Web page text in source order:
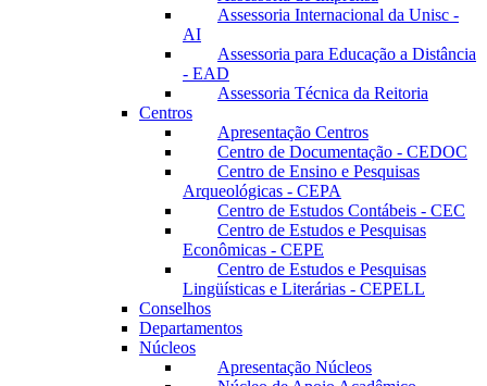
Assessoria Internacional da Unisc -
AI
Assessoria para Educação a Distância
- EAD
Assessoria Técnica da Reitoria
Centros
Apresentação Centros
Centro de Documentação - CEDOC
Centro de Ensino e Pesquisas
Arqueológicas - CEPA
Centro de Estudos Contábeis - CEC
Centro de Estudos e Pesquisas
Econômicas - CEPE
Centro de Estudos e Pesquisas
Lingüísticas e Literárias - CEPELL
Conselhos
Departamentos
Núcleos
Apresentação Núcleos